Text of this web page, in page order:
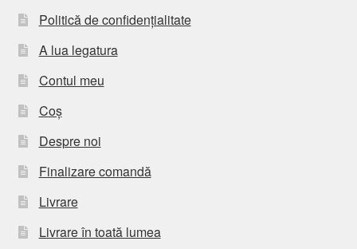
Politică de confidențialitate
A lua legatura
Contul meu
Coș
Despre noi
Finalizare comandă
Livrare
Livrare în toată lumea